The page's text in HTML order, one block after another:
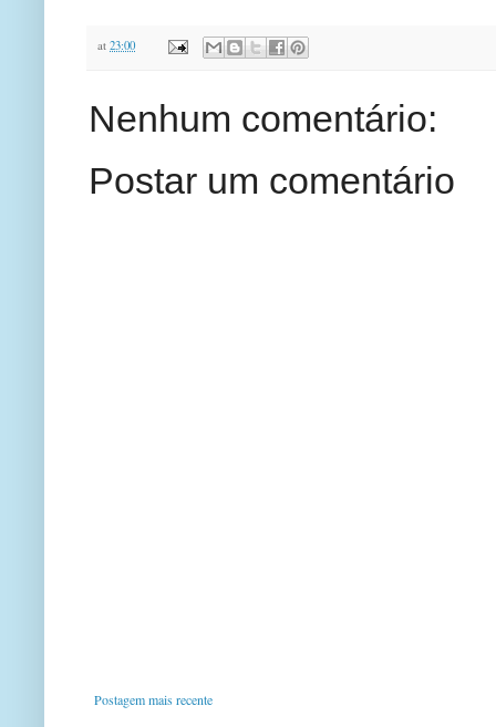
at 23:00
Nenhum comentário:
Postar um comentário
Postagem mais recente